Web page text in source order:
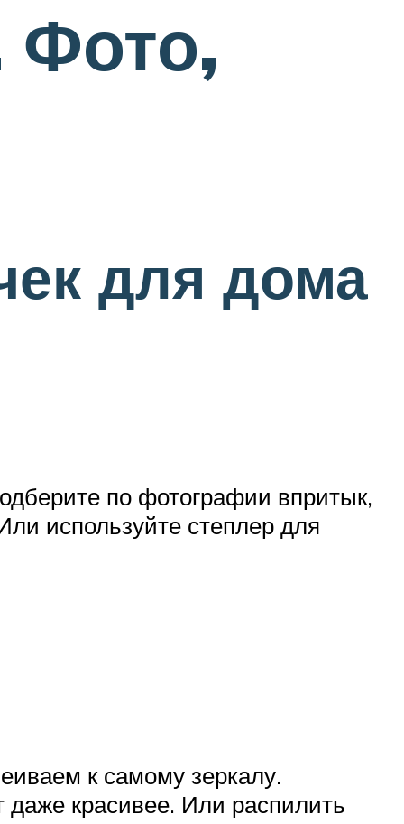
Фото,
для дома
по фотографии впритык,
используйте степлер для
к самому зеркалу.
красивее. Или распилить